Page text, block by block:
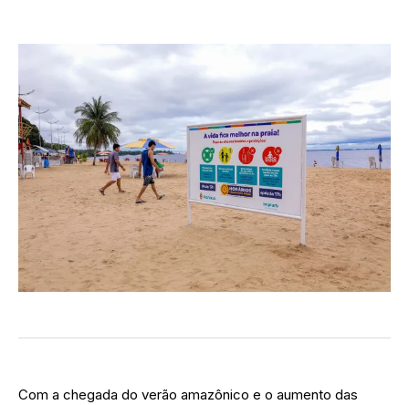
Com a chegada do verão amazônico e o aumento das